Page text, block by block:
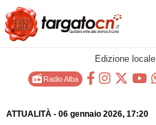
Edizione locale
Radio Alba
ATTUALITÀ- 06 gennaio 2026, 17:20